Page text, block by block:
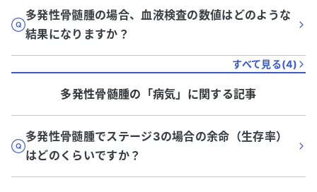
多発性骨髄腫の場合、血液検査の数値はどのような
結果になりますか？
すべて見る(4)
多発性骨髄腫の「病気」に関する記事
多発性骨髄腫でステージ3の場合の余命（生存率）
はどのくらいですか？